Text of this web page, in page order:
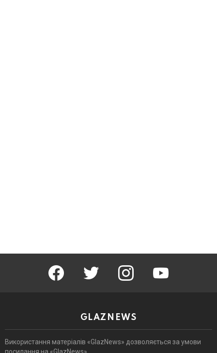
facebook twitter instagram youtube
GLAZNEWS
Використання матеріалів «GlazNews» дозволяється за умови